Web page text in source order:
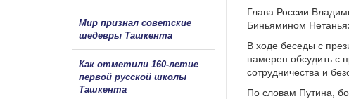
Глава России
Биньямином
В ходе беседы с
намерен обсудить с
сотрудничества и
По словам Путина,
Мир признал советские
шедевры Ташкента
Как отметили 160-летие
первой русской школы
Ташкента